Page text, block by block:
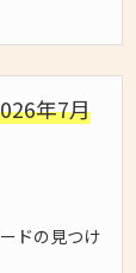
年7月
ドの見つけ